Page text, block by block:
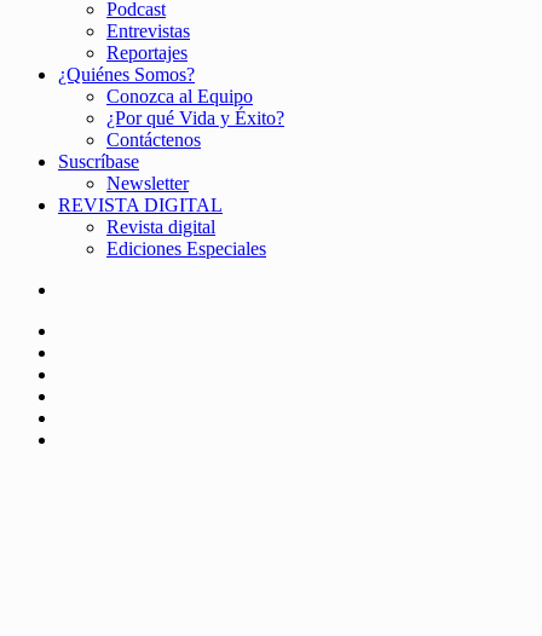
Podcast
Entrevistas
Reportajes
¿Quiénes Somos?
Conozca al Equipo
¿Por qué Vida y Éxito?
Contáctenos
Suscríbase
Newsletter
REVISTA DIGITAL
Revista digital
Ediciones Especiales